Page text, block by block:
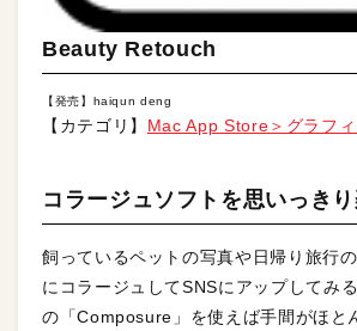
Beauty Retouch
【発売】haiqun deng
【カテゴリ】 Mac App Store＞グラフ
コラージュソフトを思いっきり
飼っているペットの写真や日帰り旅行
にコラージュしてSNSにアップしてみ
の「Composure」を使えば手間がほと